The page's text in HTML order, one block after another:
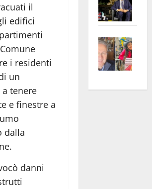
il
edifici
i residenti
un
tenere
e finestre a
dalla
danni
euro
apre